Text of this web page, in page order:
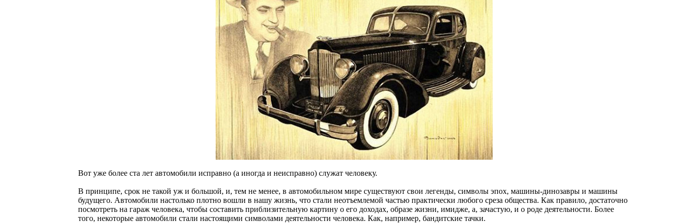
Вот уже более ста лет автомобили исправно (а иногда и неисправно) служат человеку.
В принципе, срок не такой уж и большой, и, тем не менее, в автомобильном мире существуют свои легенды, символы эпох, машины-динозавры и машины
будущего. Автомобили настолько плотно вошли в нашу жизнь, что стали неотъемлемой частью практически любого среза общества. Как правило, достаточно
посмотреть на гараж человека, чтобы составить приблизительную картину о его доходах, образе жизни, имидже, а, зачастую, и о роде деятельности. Более
того, некоторые автомобили стали настоящими символами деятельности человека. Как, например, бандитские тачки.